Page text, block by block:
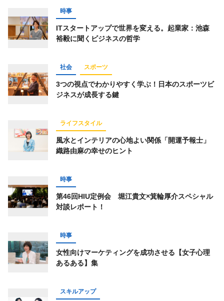
キーワード一覧
時事
ITスタートアップで世界を変える。起業家：池森
裕毅に聞くビジネスの哲学
社会 スポーツ
3つの視点でわかりやすく学ぶ！日本のスポーツビ
ジネスが成長する鍵
ライフスタイル
風水とインテリアの心地よい関係「開運予報士」
織路由麻の幸せのヒント
時事
第46回HIU定例会 堀江貴文×箕輪厚介スペシャル
対談レポート！
時事
女性向けマーケティングを成功させる【女子心理
あるある】集
スキルアップ